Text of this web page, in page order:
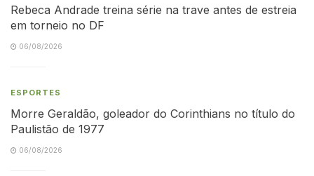
Rebeca Andrade treina série na trave antes de estreia
em torneio no DF
06/08/2026
ESPORTES
Morre Geraldão, goleador do Corinthians no título do
Paulistão de 1977
06/08/2026